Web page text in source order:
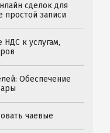
сделок для
простой записи
к услугам,
Обеспечение
чаевые